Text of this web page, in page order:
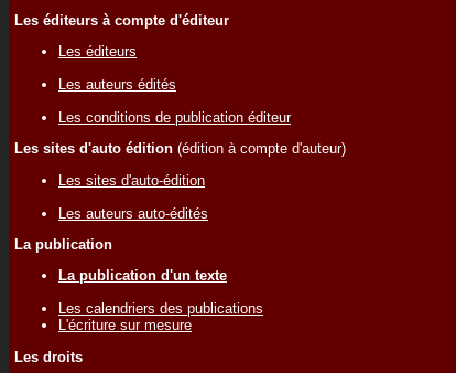
Les éditeurs à compte d'éditeur
Les éditeurs
Les auteurs édités
Les conditions de publication éditeur
Les sites d'auto édition (édition à compte d'auteur)
Les sites d'auto-édition
Les auteurs auto-édités
La publication
La publication d'un texte
Les calendriers des publications
L'écriture sur mesure
Les droits